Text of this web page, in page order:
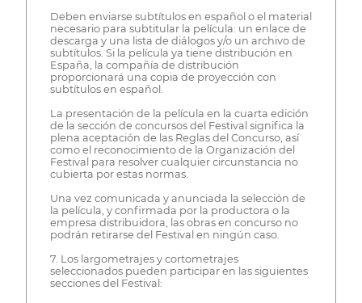
Deben enviarse subtítulos en español o el material
necesario para subtitular la película: un enlace de
descarga y una lista de diálogos y/o un archivo de
subtítulos. Si la película ya tiene distribución en
España, la compañía de distribución
proporcionará una copia de proyección con
subtítulos en español.
La presentación de la película en la cuarta edición
de la sección de concursos del Festival significa la
plena aceptación de las Reglas del Concurso, así
como el reconocimiento de la Organización del
Festival para resolver cualquier circunstancia no
cubierta por estas normas.
Una vez comunicada y anunciada la selección de
la película, y confirmada por la productora o la
empresa distribuidora, las obras en concurso no
podrán retirarse del Festival en ningún caso.
7. Los largometrajes y cortometrajes
seleccionados pueden participar en las siguientes
secciones del Festival: